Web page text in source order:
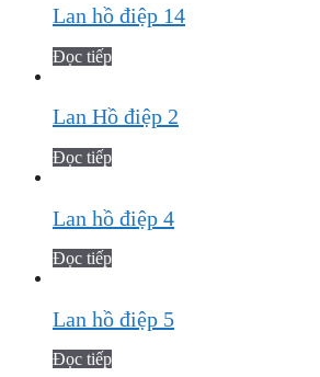
Lan hồ điệp 14
Đọc tiếp
Lan Hồ điệp 2
Đọc tiếp
Lan hồ điệp 4
Đọc tiếp
Lan hồ điệp 5
Đọc tiếp